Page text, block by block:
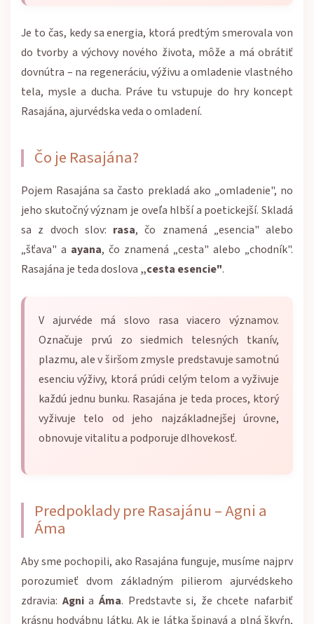
Je to čas, kedy sa energia, ktorá predtým smerovala von
do tvorby a výchovy nového života, môže a má obrátiť
dovnútra – na regeneráciu, výživu a omladenie vlastného
tela, mysle a ducha. Práve tu vstupuje do hry koncept
Rasajána, ajurvédska veda o omladení.
Čo je Rasajána?
Pojem Rasajána sa často prekladá ako „omladenie", no
jeho skutočný význam je oveľa hlbší a poetickejší. Skladá
sa z dvoch slov: rasa, čo znamená „esencia" alebo
„šťava" a ayana, čo znamená „cesta" alebo „chodník".
Rasajána je teda doslova „cesta esencie".
V ajurvéde má slovo rasa viacero významov.
Označuje prvú zo siedmich telesných tkanív,
plazmu, ale v širšom zmysle predstavuje samotnú
esenciu výživy, ktorá prúdi celým telom a vyživuje
každú jednu bunku. Rasajána je teda proces, ktorý
vyživuje telo od jeho najzákladnejšej úrovne,
obnovuje vitalitu a podporuje dlhovekosť.
Predpoklady pre Rasajánu – Agni a
Áma
Aby sme pochopili, ako Rasajána funguje, musíme najprv
porozumieť dvom základným pilierom ajurvédskeho
zdravia: Agnia Áma. Predstavte si, že chcete nafarbiť
krásnu hodvábnu látku. Ak je látka špinavá a plná škvŕn,